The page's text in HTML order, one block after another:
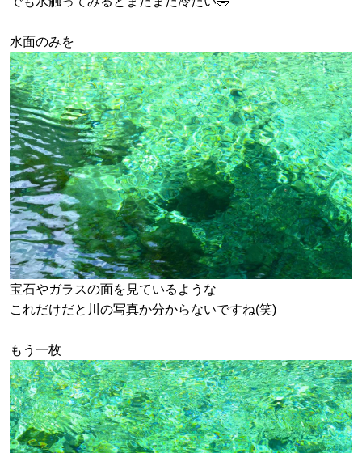
水面のみを
宝石やガラスの面を見ているような
これだけだと川の写真か分からないですね(笑)
もう一枚